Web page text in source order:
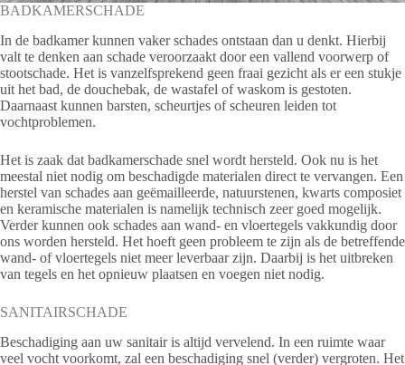
BADKAMERSCHADE
In de badkamer kunnen vaker schades ontstaan dan u denkt. Hierbij
valt te denken aan schade veroorzaakt door een vallend voorwerp of
stootschade. Het is vanzelfsprekend geen fraai gezicht als er een stukje
uit het bad, de douchebak, de wastafel of waskom is gestoten.
Daarnaast kunnen barsten, scheurtjes of scheuren leiden tot
vochtproblemen.
Het is zaak dat badkamerschade snel wordt hersteld. Ook nu is het
meestal niet nodig om beschadigde materialen direct te vervangen. Een
herstel van schades aan geëmailleerde, natuurstenen, kwarts composiet
en keramische materialen is namelijk technisch zeer goed mogelijk.
Verder kunnen ook schades aan wand- en vloertegels vakkundig door
ons worden hersteld. Het hoeft geen probleem te zijn als de betreffende
wand- of vloertegels niet meer leverbaar zijn. Daarbij is het uitbreken
van tegels en het opnieuw plaatsen en voegen niet nodig.
SANITAIRSCHADE
Beschadiging aan uw sanitair is altijd vervelend. In een ruimte waar
veel vocht voorkomt, zal een beschadiging snel (verder) vergroten. Het